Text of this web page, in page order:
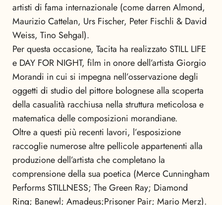
artisti di fama internazionale (come darren Almond,
Maurizio Cattelan, Urs Fischer, Peter Fischli & David
Weiss, Tino Sehgal).
Per questa occasione, Tacita ha realizzato STILL LIFE
e DAY FOR NIGHT, film in onore dell’artista Giorgio
Morandi in cui si impegna nell’osservazione degli
oggetti di studio del pittore bolognese alla scoperta
della casualità racchiusa nella struttura meticolosa e
matematica delle composizioni morandiane.
Oltre a questi più recenti lavori, l’esposizione
raccoglie numerose altre pellicole appartenenti alla
produzione dell’artista che completano la
comprensione della sua poetica (Merce Cunningham
Performs STILLNESS; The Green Ray; Diamond
Ring; Banewl; Amadeus;Prisoner Pair; Mario Merz).